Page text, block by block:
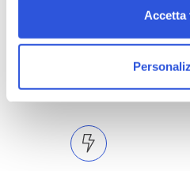
Accetta
Catalogo prodotti ampio e completo
per soddisfare tutte le esigenze.